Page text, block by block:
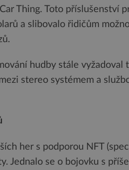
Thing. Toto příslušenství
a slibovalo řidičům
hudby stále
stereo systémem a
her s podporou NFT
Jednalo se o bojovku s